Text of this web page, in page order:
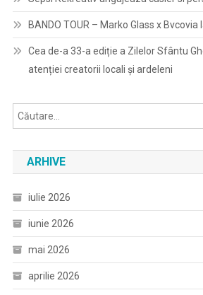
BANDO TOUR – Marko Glass x
Cea de-a 33-a ediție a Zilelor Sfântu
atenției creatorii locali și ardeleni
ARHIVE
iulie 2026
iunie 2026
mai 2026
aprilie 2026